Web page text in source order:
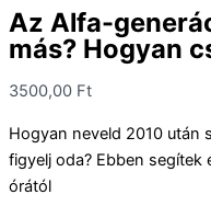
Az Alfa-
más? Hogyan
3500,00 Ft
Hogyan neveld 2010 után
figyelj oda? Ebben segítek
órától